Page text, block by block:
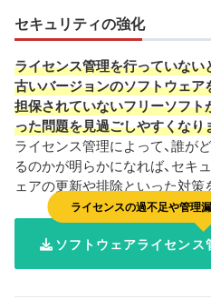
セキュリティの強化
ライセンス管理を行っていない
古いバージョンのソフトウェア
担保されていないフリーソフト
った問題を見過ごしやすくなり
ライセンス管理によって、誰が
るのかが明らかになれば、セキ
ェアの更新や排除といった対策
ライセンスの過不足や管理
ソフトウェアライセンス